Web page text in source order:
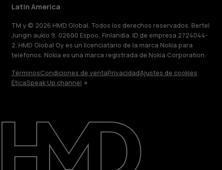
Reparar, reutilizar, reciclar
Sostenibilidad
Soporte
Latin America
Latin America
TM y © 2026 HMD Global. Todos los derechos reservados. Bertel
Jungin aukio 9, 02600 Espoo, Finlandia. ID de empresa 2724044-
2. HMD Global Oy es un licenciatario de la marca Nokia para
teléfonos. Nokia es una marca registrada de Nokia Corporation.
TérminosCondiciones de ventaPrivacidadAjustes de cookies
ÉticaSpeak Up channel